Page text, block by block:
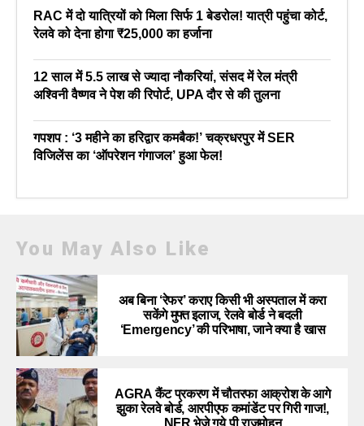
RAC में दो यात्रियों को मिला सिर्फ 1 बेडरोल! यात्री पहुंचा कोर्ट,
रेलवे को देना होगा ₹25,000 का हर्जाना
12 साल में 5.5 लाख से ज्यादा नौकरियां, संसद में रेल मंत्री
अश्विनी वैष्णव ने पेश की रिपोर्ट, UPA दौर से की तुलना
गपशप : ‘3 महीने का हरिद्वार कमबैक!’ चक्रधरपुर में SER
विजिलेंस का ‘ऑपरेशन गंगाजल’ हुआ फेल!
You May Also Like
अब बिना ‘रेफर’ कराए किसी भी अस्पताल में करा
सकेंगे मुफ्त इलाज, रेलवे बोर्ड ने बदली
‘Emergency’ की परिभाषा, जाने क्या है खास
AGRA कैंट प्रकरण में चौतरफा आक्रोश के आगे
झुका रेलवे बोर्ड, आरपीएफ कमांडेंट पर गिरी गाज!,
NFR भेजे गये पी राजमोहन